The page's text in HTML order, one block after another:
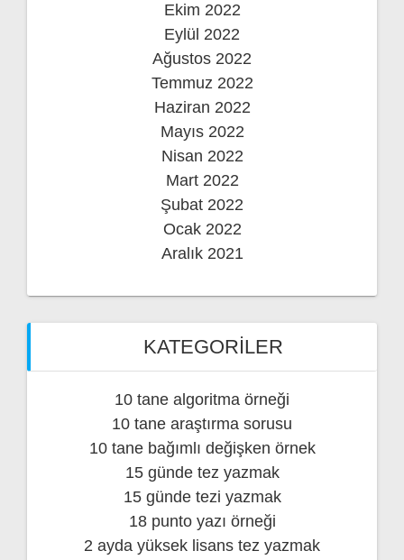
Ekim 2022
Eylül 2022
Ağustos 2022
Temmuz 2022
Haziran 2022
Mayıs 2022
Nisan 2022
Mart 2022
Şubat 2022
Ocak 2022
Aralık 2021
KATEGORILER
10 tane algoritma örneği
10 tane araştırma sorusu
10 tane bağımlı değişken örnek
15 günde tez yazmak
15 günde tezi yazmak
18 punto yazı örneği
2 ayda yüksek lisans tez yazmak